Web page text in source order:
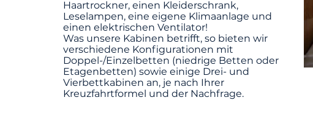
Haartrockner, einen Kleiderschrank,
Leselampen, eine eigene Klimaanlage und
einen elektrischen Ventilator!
Was unsere Kabinen betrifft, so bieten wir
verschiedene Konfigurationen mit
Doppel-/Einzelbetten (niedrige Betten oder
Etagenbetten) sowie einige Drei- und
Vierbettkabinen an, je nach Ihrer
Kreuzfahrtformel und der Nachfrage.